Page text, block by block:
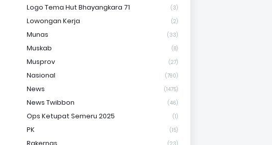
Logo Tema Hut Bhayangkara 71 (3)
Lowongan Kerja (2)
Munas (33)
Muskab (8)
Musprov (27)
Nasional (790)
News (1475)
News Twibbon (46)
Ops Ketupat Semeru 2025 (1)
PK (15)